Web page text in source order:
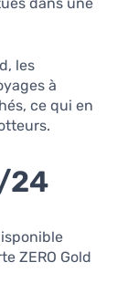
dans une
les
à
ce qui en
24
ZERO Gold